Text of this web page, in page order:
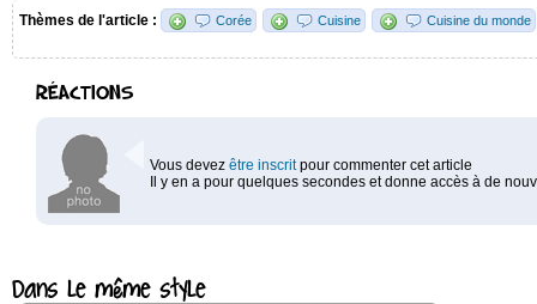
Thèmes de l'article : Corée Cuisine Cuisine du monde
RÉACTIONS
Vous devez être inscritpour commenter cet article
Il y en a pour quelques secondes et donne accès à de
Dans le même style